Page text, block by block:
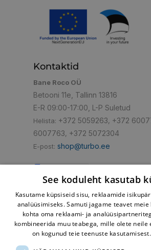
Kontaktid
Bane Roco OÜ
Betooni 11e, Tallinn 13816
E-R 09:00-17:00, L-P Suletud
Helista: +372 5059263, +372
6007763, +372 5072304
E-post: shop@turbo.ee
Mugav makseviis
See koduleht kasutab
Kasutame küpsiseid sisu, reklaamide
analüüsimiseks. Samuti jagame teavet meie
kohta oma reklaami- ja
kombineerida muu teabega, mille olete neile
on kogunud teie teenuste kasutamisest.